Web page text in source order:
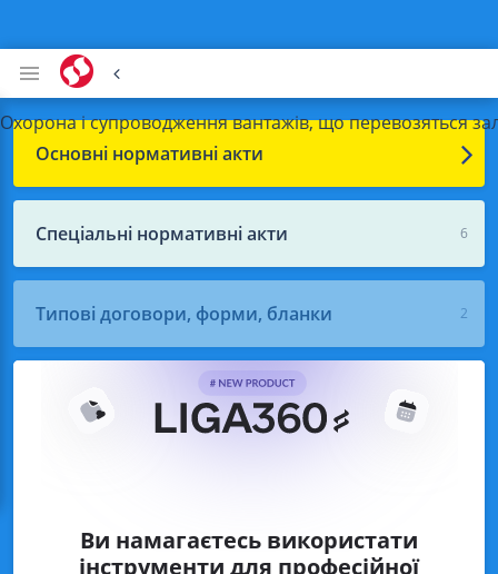
Охорона і супроводження вантажів, що перевозяться
Основні нормативні акти
6
Спеціальні нормативні акти
2
Типові договори, форми, бланки
Ви намагаєтесь використати
інструменти для професійної